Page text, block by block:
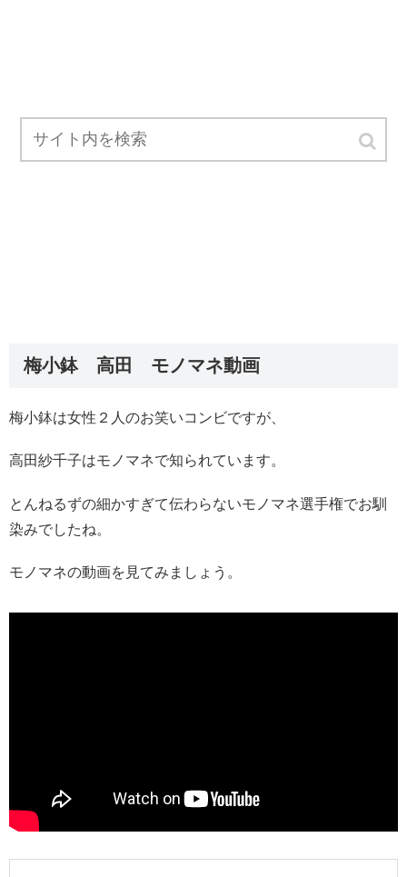
梅小鉢 高田 モノマネ動画
梅小鉢は女性２人のお笑いコンビですが、
高田紗千子はモノマネで知られています。
とんねるずの細かすぎて伝わらないモノマネ選手権でお馴
染みでしたね。
モノマネの動画を見てみましょう。